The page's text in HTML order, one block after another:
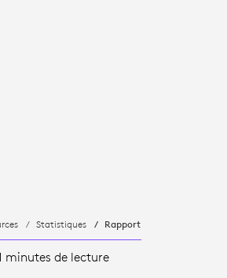
Statistiques Rapport
minutes de lecture